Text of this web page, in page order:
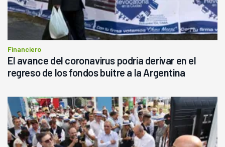
Financiero
El avance del coronavirus podría derivar en el
regreso de los fondos buitre a la Argentina